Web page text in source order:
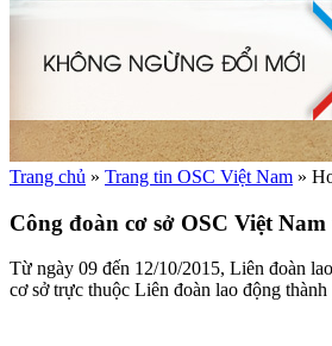
Trang chủ » Trang tin OSC Việt Nam »
Công đoàn cơ sở OSC Việt
Từ ngày 09 đến 12/10/2015, Liên đoàn
cơ sở trực thuộc Liên đoàn lao động